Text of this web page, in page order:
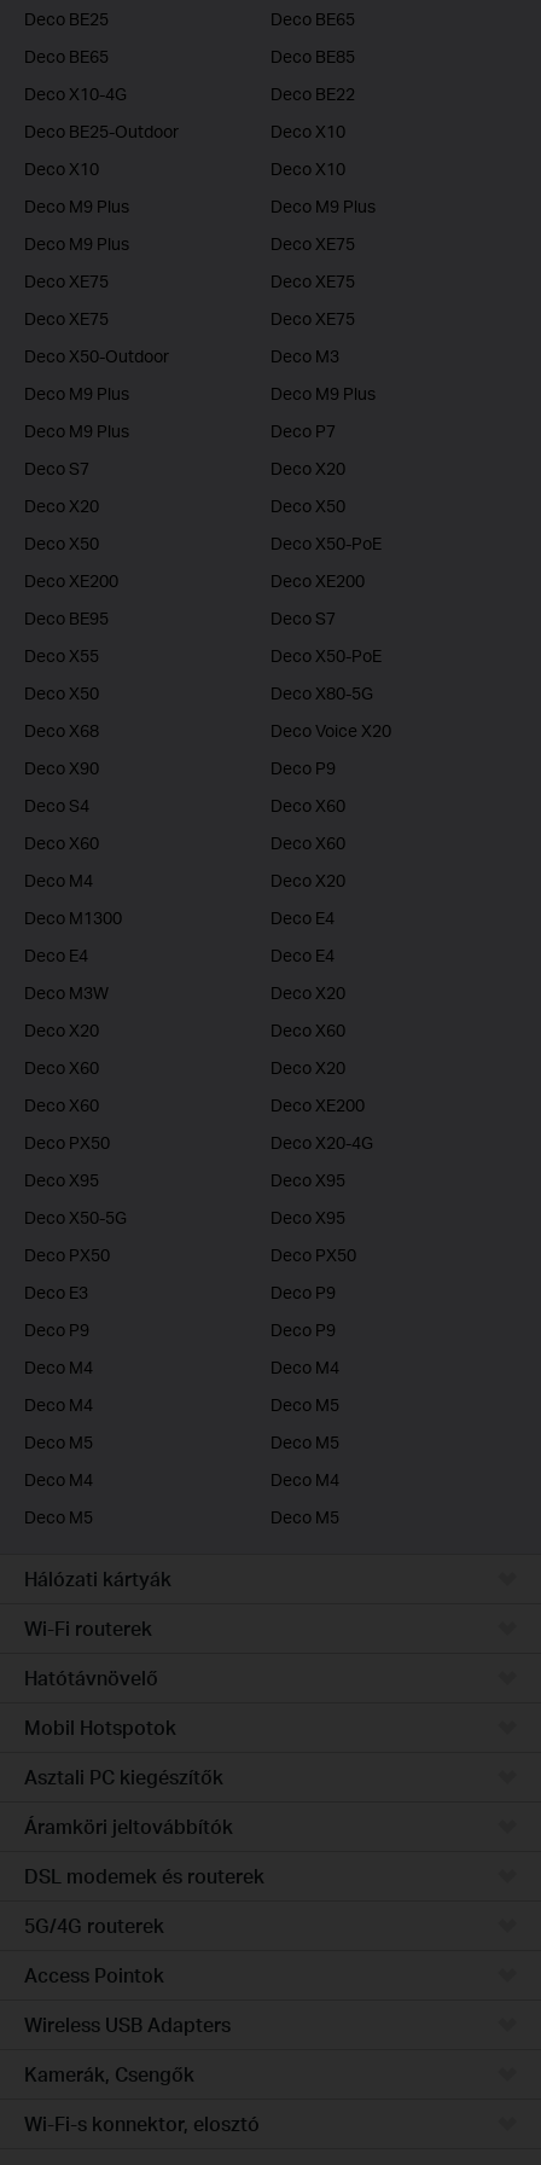
Deco BE25
Deco BE65
Deco BE65
Deco BE85
Deco X10-4G
Deco BE22
Deco BE25-Outdoor
Deco X10
Deco X10
Deco X10
Deco M9 Plus
Deco M9 Plus
Deco M9 Plus
Deco XE75
Deco XE75
Deco XE75
Deco XE75
Deco XE75
Deco X50-Outdoor
Deco M3
Deco M9 Plus
Deco M9 Plus
Deco M9 Plus
Deco P7
Deco S7
Deco X20
Deco X20
Deco X50
Deco X50
Deco X50-PoE
Deco XE200
Deco XE200
Deco BE95
Deco S7
Deco X55
Deco X50-PoE
Deco X50
Deco X80-5G
Deco X68
Deco Voice X20
Deco X90
Deco P9
Deco S4
Deco X60
Deco X60
Deco X60
Deco M4
Deco X20
Deco M1300
Deco E4
Deco E4
Deco E4
Deco M3W
Deco X20
Deco X20
Deco X60
Deco X60
Deco X20
Deco X60
Deco XE200
Deco PX50
Deco X20-4G
Deco X95
Deco X95
Deco X50-5G
Deco X95
Deco PX50
Deco PX50
Deco E3
Deco P9
Deco P9
Deco P9
Deco M4
Deco M4
Deco M4
Deco M5
Deco M5
Deco M5
Deco M4
Deco M4
Deco M5
Deco M5
Hálózati kártyák
Wi-Fi routerek
Hatótávnövelő
Mobil Hotspotok
Asztali PC kiegészítők
Áramköri jeltovábbítók
DSL modemek és routerek
5G/4G routerek
Access Pointok
Wireless USB Adapters
Kamerák, Csengők
Wi-Fi-s konnektor, elosztó